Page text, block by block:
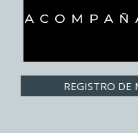
REGISTRO DE